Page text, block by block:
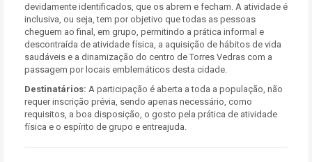
devidamente identificados, que os abrem e fecham. A atividade é
inclusiva, ou seja, tem por objetivo que todas as pessoas
cheguem ao final, em grupo, permitindo a prática informal e
descontraída de atividade física, a aquisição de hábitos de vida
saudáveis e a dinamização do centro de Torres Vedras com a
passagem por locais emblemáticos desta cidade.
Destinatários: A participação é aberta a toda a população, não
requer inscrição prévia, sendo apenas necessário, como
requisitos, a boa disposição, o gosto pela prática de atividade
física e o espírito de grupo e entreajuda.